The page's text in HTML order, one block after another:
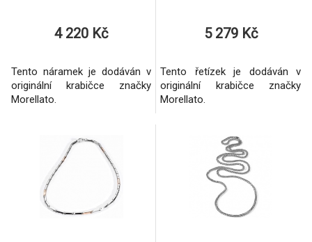
4 220 Kč
Tento náramek je dodáván v
originální krabičce značky
Morellato.
5 279 Kč
Tento řetízek je dodáván v
originální krabičce značky
Morellato.